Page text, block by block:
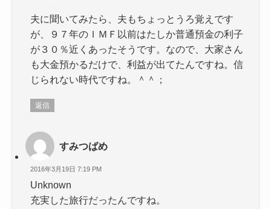
夫に聞いてみたら、夫もちょっとうろ覚えです
が、９７年のＩＭＦ以前はたしか普通預金の利子
が３０％近くあったそうです。なので、大家さん
も大金預かるだけで、利益が出てたんですね。信
じられない時代ですね。＾＾；
返信
すみつばめ
2016年3月19日 7:19 PM
Unknown
充実した旅行だったんですね。